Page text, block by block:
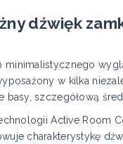
dźwięk
minimalistycznego
w kilka
basy, szczegółową
Active Room
charakterystykę